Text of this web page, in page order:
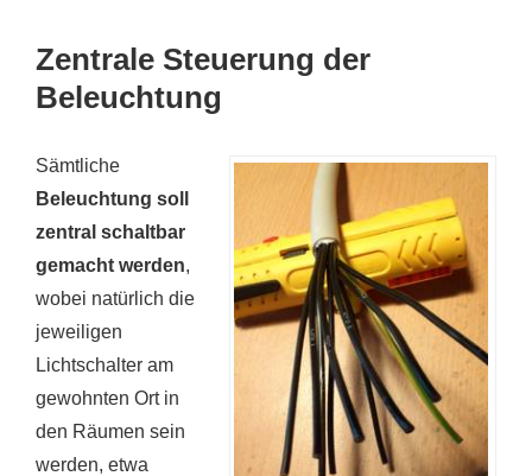
Zentrale Steuerung der
Beleuchtung
Sämtliche
Beleuchtung soll
zentral schaltbar
gemacht werden,
wobei natürlich die
jeweiligen
Lichtschalter am
gewohnten Ort in
den Räumen sein
werden, etwa